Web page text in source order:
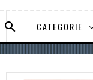
CATEGORIE
